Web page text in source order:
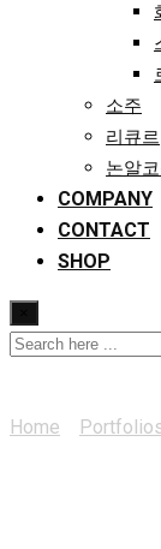
소주
리큐르
논알
COMPANY
CONTACT
SHOP
Home